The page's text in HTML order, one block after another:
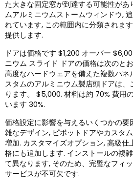
た大きな固定窓が到達する可能性があ
ムアルミニウムストームウィンドウ,
れています, この範囲内に分類されま
提供します.
ドアは価格です $1,200 オーバー
ニウム スライド ドアの価格は次のと
高度なハードウェアを備えた複数パネ
スタムのアルミニウム製店頭ドアは
ります。 $5,000. 材料は約 70% 費用
います 30%.
価格設定に影響を与えるいくつかの要
雑なデザイン, ピボットドアやカスタ
増加. カスタマイズオプション, 高級仕
格にも追加します. インストールの複
て異なります, そのため、完璧なフィ
サービスが不可欠です.